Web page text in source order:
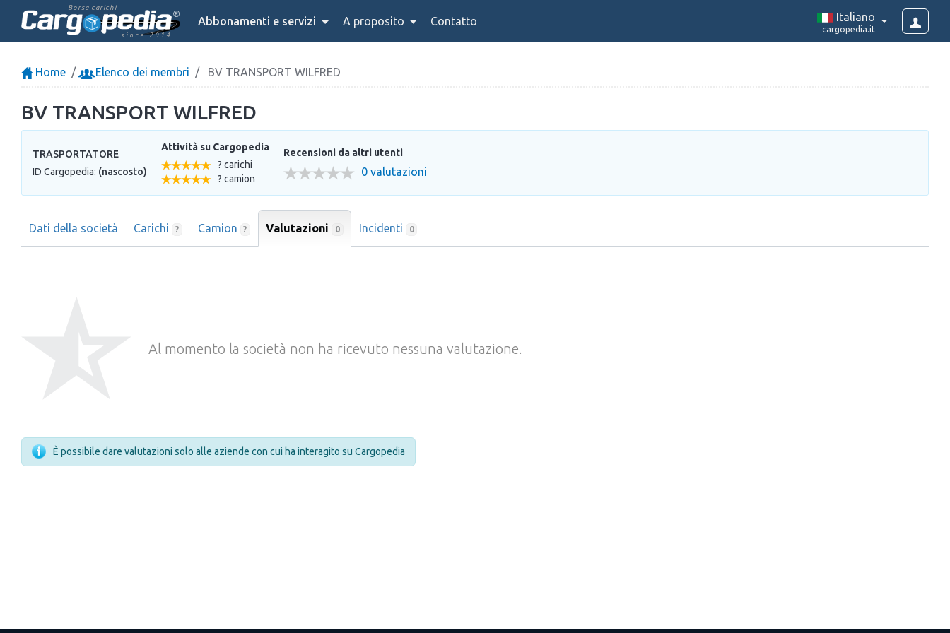
Borsa carichi
since 2014
Abbonamenti e servizi A proposito Contatto Italiano
cargopedia.it
Home Elenco dei membri BV TRANSPORT WILFRED
BV TRANSPORT WILFRED
TRASPORTATORE
ID Cargopedia: (nascosto)
Attività su Cargopedia
? carichi
? camion
Recensioni da altri utenti
0 valutazioni
Dati della società Carichi ? Camion ? Valutazioni 0 Incidenti 0
Al momento la società non ha ricevuto nessuna valutazione.
È possibile dare valutazioni solo alle aziende con cui ha interagito su Cargopedia